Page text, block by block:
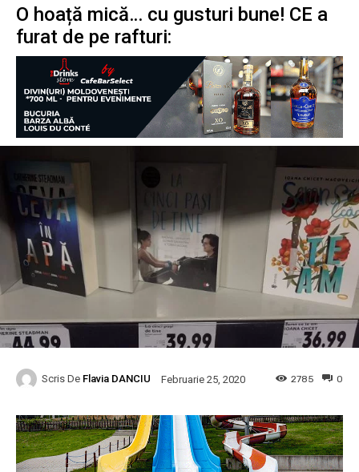
O hoață mică… cu gusturi bune! CE a
furat de pe rafturi:
Scris De Flavia DANCIU Februarie 25, 2020 0
2785